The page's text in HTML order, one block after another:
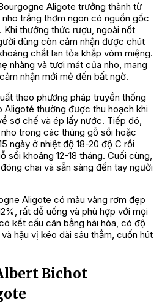
Aligote trưởng thành từ
nho trắng thơm ngon có nguồn gốc
Khi thưởng thức rượu, ngoài nốt
dùng còn cảm nhận được chút
chất lan tỏa khắp vòm miệng.
nhàng và tươi mát của nho, mang
nhận mới mẻ đến bất ngờ.
theo phương pháp truyền thống
Aligoté thường được thu hoạch khi
sơ chế và ép lấy nước. Tiếp đó,
trong các thùng gỗ sồi hoặc
ngày ở nhiệt độ 18-20 độ C rồi
sồi khoảng 12-18 tháng. Cuối cùng,
chai và sẵn sàng đến tay người
Aligote có màu vàng rơm đẹp
rất dễ uống và phù hợp với mọi
kết cấu cân bằng hài hòa, có độ
hậu vị kéo dài sâu thẳm, cuốn hút
Bichot